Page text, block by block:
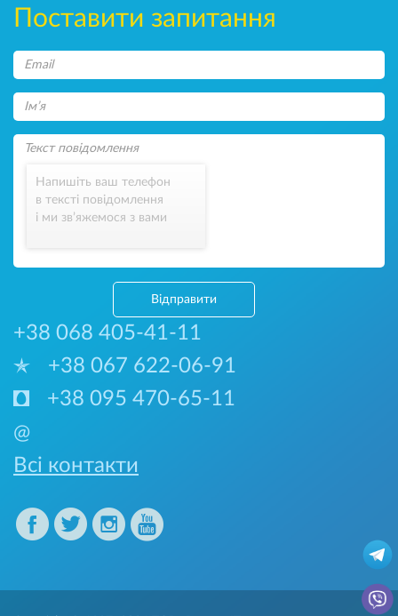
Поставити запитання
Напишіть ваш телефон
в тексті повідомлення
і ми зв’яжемося з вами
Відправити
+38 068 405-41-11
+38 067 622-06-91
+38 095 470-65-11
@
Всі контакти